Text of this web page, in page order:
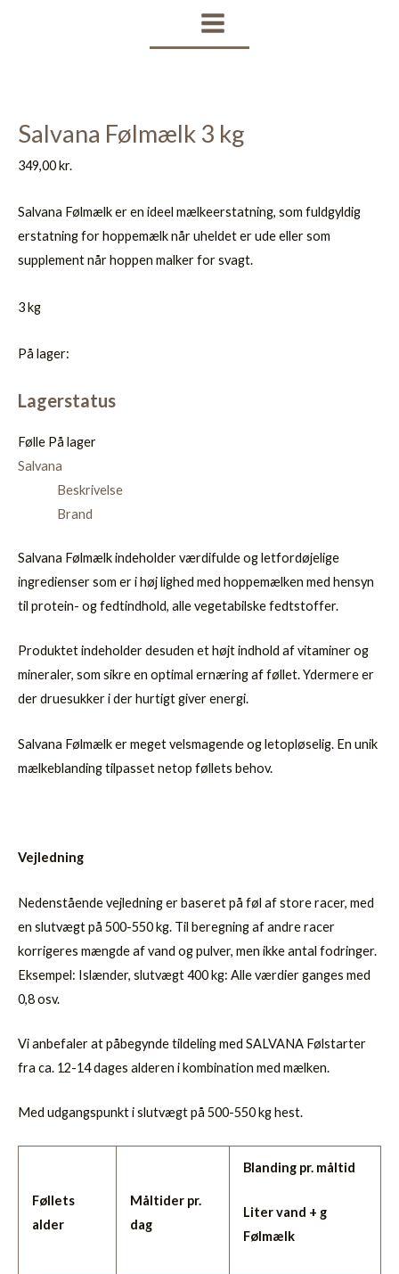
MAIN
MENU
Salvana Følmælk 3 kg
349,00kr.
Salvana Følmælk er en ideel mælkeerstatning, som fuldgyldig
erstatning for hoppemælk når uheldet er ude eller som
supplement når hoppen malker for svagt.
3 kg
På lager:
Lagerstatus
Følle På lager
Salvana
Beskrivelse
Brand
Salvana Følmælk indeholder værdifulde og letfordøjelige
ingredienser som er i høj lighed med hoppemælken med hensyn
til protein- og fedtindhold, alle vegetabilske fedtstoffer.
Produktet indeholder desuden et højt indhold af vitaminer og
mineraler, som sikre en optimal ernæring af føllet. Ydermere er
der druesukker i der hurtigt giver energi.
Salvana Følmælk er meget velsmagende og letopløselig. En unik
mælkeblanding tilpasset netop føllets behov.
Vejledning
Nedenstående vejledning er baseret på føl af store racer, med
en slutvægt på 500-550 kg. Til beregning af andre racer
korrigeres mængde af vand og pulver, men ikke antal fodringer.
Eksempel: Islænder, slutvægt 400 kg: Alle værdier ganges med
0,8 osv.
Vi anbefaler at påbegynde tildeling med SALVANA Følstarter
fra ca. 12-14 dages alderen i kombination med mælken.
Med udgangspunkt i slutvægt på 500-550 kg hest.
Føllets
alder
Måltider pr.
dag
Blanding pr. måltid
Liter vand + g
Følmælk